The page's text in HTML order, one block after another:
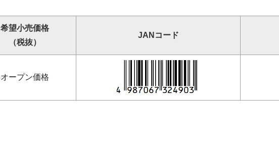
希望小売価格
（税抜）
JANコード
オープン価格